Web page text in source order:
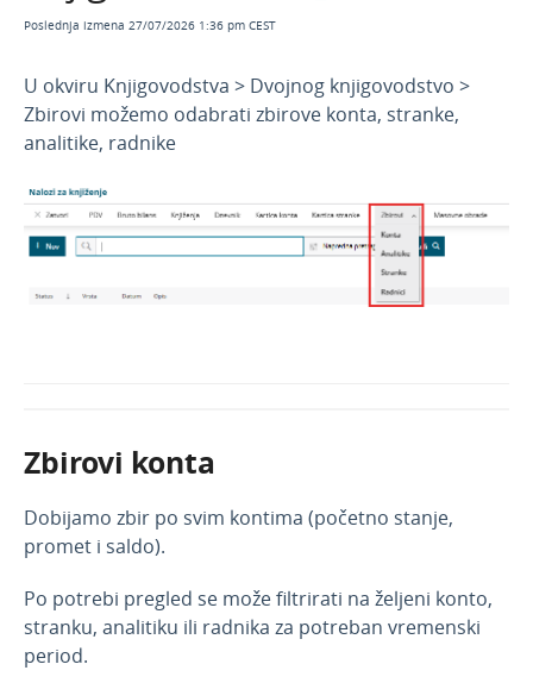
Zbirovi u dvojnom knjigovodstvu
Primeri u dvojnom knjigovodstvu
Štampanje i pregledi u dvojnom
Najčešća pitanja
Prosto knjigovodstvo
Izdati računi i dnevni izveštaj
Poslednja izmena 27/07/2026 1:36 pm CEST
U okviru Knjigovodstva > Dvojnog knjigovodstvo >
Zbirovi možemo odabrati zbirove konta, stranke,
analitike, radnike
Zbirovi konta
Dobijamo zbir po svim kontima (početno stanje,
promet i saldo).
Po potrebi pregled se može filtrirati na željeni konto,
stranku, analitiku ili radnika za potreban vremenski
period.